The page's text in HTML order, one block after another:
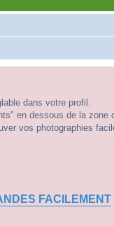
dans votre profil.
en dessous de la zone
vos photographies
FACILEMENT